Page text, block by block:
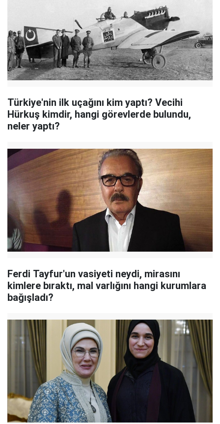
Türkiye'nin ilk uçağını kim yaptı? Vecihi
Hürkuş kimdir, hangi görevlerde bulundu,
neler yaptı?
Ferdi Tayfur'un vasiyeti neydi, mirasını
kimlere bıraktı, mal varlığını hangi kurumlara
bağışladı?